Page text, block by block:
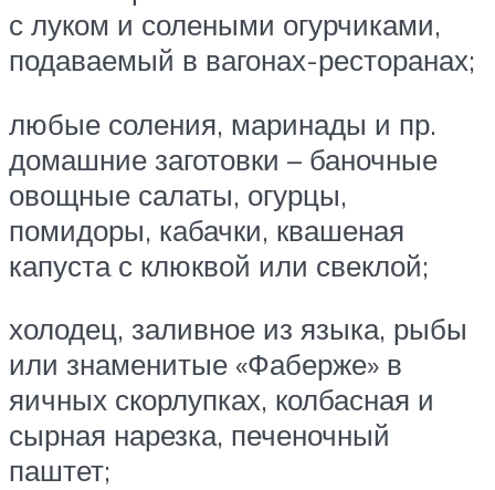
с луком и солеными огурчиками,
подаваемый в вагонах-ресторанах;
любые соления, маринады и пр.
домашние заготовки – баночные
овощные салаты, огурцы,
помидоры, кабачки, квашеная
капуста с клюквой или свеклой;
холодец, заливное из языка, рыбы
или знаменитые «Фаберже» в
яичных скорлупках, колбасная и
сырная нарезка, печеночный
паштет;